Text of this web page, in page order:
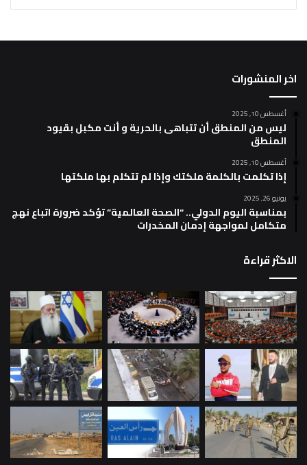
اخر المنشورات
أغسطس 10, 2025
ليس من المنطق أن تتباهى بالحرية و أنت مكبل بقيود
المنطق
أغسطس 10, 2025
إذا تكلمت بالكلمة ملكتك وإذا لم تتكلم بها ملكتها
يونيو 26, 2025
بمناسبة اليوم الدولي.. “الصحة العالمية” تؤكد ضرورة اتباع نهج
متكامل لمواجهة إدمان المخدرات
الاكثر قراءة